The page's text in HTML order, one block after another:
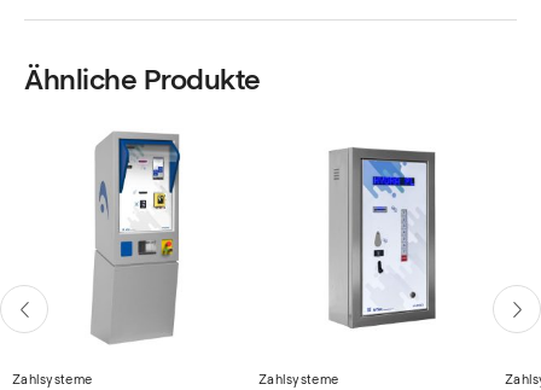
Ähnliche Produkte
Zahlsysteme Zahlsysteme